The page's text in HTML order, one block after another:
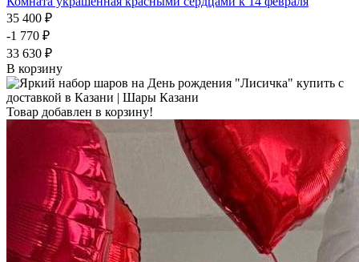
35 400 ₽
-1 770 ₽
33 630 ₽
В корзину
Товар добавлен в корзину!